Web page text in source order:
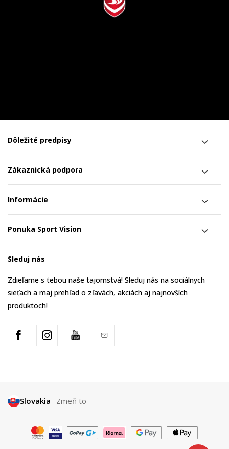
Dôležité predpisy
Zákaznická podpora
Informácie
Ponuka Sport Vision
Sleduj nás
Zdieľame s tebou naše tajomstvá! Sleduj nás na sociálnych
sieťach a maj prehľad o zľavách, akciách aj najnovších
produktoch!
Slovakia Zmeň to